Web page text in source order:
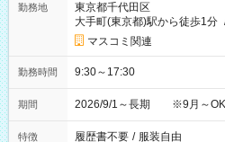
勤務地
東京都千代田区
大手町(東京都)駅から徒歩1分
マスコミ関連
勤務時間 9:30～17:30
期間 2026/9/1～長期 ※9月～OK
特徴 履歴書不要 / 服装自由